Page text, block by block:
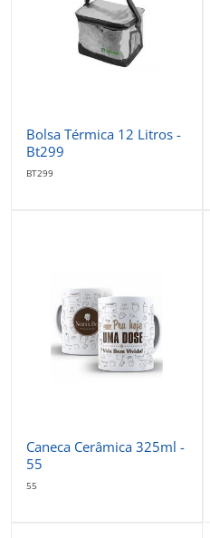
Bolsa Térmica 12 Litros -
Bt299
BT299
Caneca Cerâmica 325ml -
55
55